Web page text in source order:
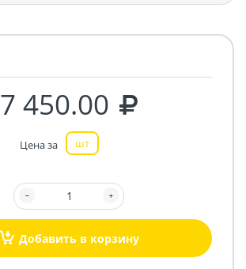
7 450.00
Цена за шт
Добавить в корзину